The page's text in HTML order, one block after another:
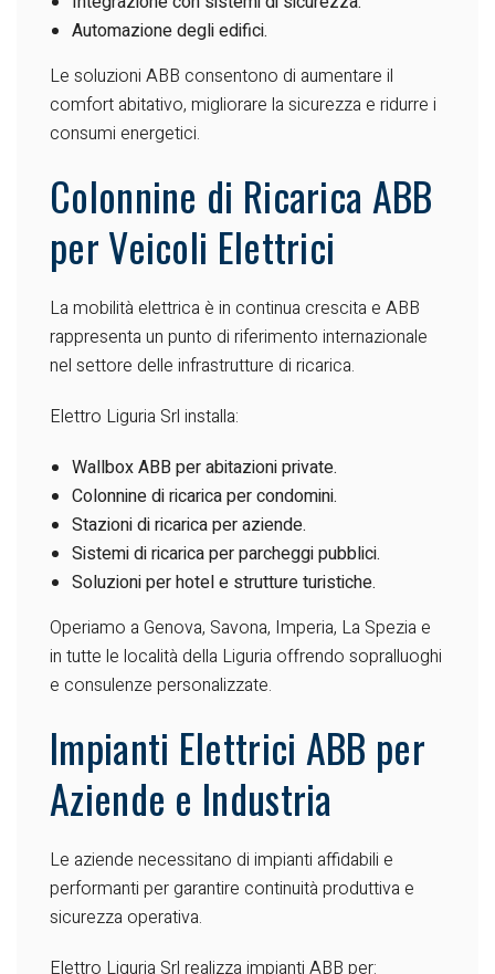
Automazione degli edifici.
Le soluzioni ABB consentono di aumentare il
comfort abitativo, migliorare la sicurezza e ridurre i
consumi energetici.
Colonnine di Ricarica ABB
per Veicoli Elettrici
La mobilità elettrica è in continua crescita e ABB
rappresenta un punto di riferimento internazionale
nel settore delle infrastrutture di ricarica.
Elettro Liguria Srl installa:
Wallbox ABB per abitazioni private.
Colonnine di ricarica per condomini.
Stazioni di ricarica per aziende.
Sistemi di ricarica per parcheggi pubblici.
Soluzioni per hotel e strutture turistiche.
Operiamo a Genova, Savona, Imperia, La Spezia e
in tutte le località della Liguria offrendo sopralluoghi
e consulenze personalizzate.
Impianti Elettrici ABB per
Aziende e Industria
Le aziende necessitano di impianti affidabili e
performanti per garantire continuità produttiva e
sicurezza operativa.
Elettro Liguria Srl realizza impianti ABB per: